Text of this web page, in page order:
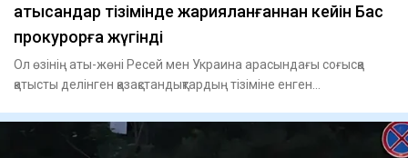
қатысқандар тізімінде жарияланғаннан кейін Бас
прокурорға жүгінді
Ол өзінің аты-жөні Ресей мен Украина арасындағы соғысқа
қатысты делінген қазақстандықтардың тізіміне енген